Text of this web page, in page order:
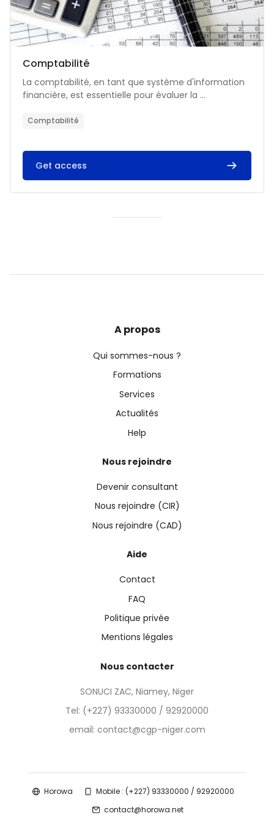
Catégorie de cours
Nom du cours
Comptabilité
Résumé du cours :
La comptabilité, en tant que système d'information
financière, est essentielle pour évaluer la ...
Comptabilité
Get access
A propos
Qui sommes-nous ?
Formations
Services
Actualités
Help
Nous rejoindre
Devenir consultant
Nous rejoindre (CIR)
Nous rejoindre (CAD)
Aide
Contact
FAQ
Politique privée
Mentions légales
Nous contacter
SONUCI ZAC, Niamey, Niger
Tel: (+227) 93330000 / 92920000
email: contact@cgp-niger.com
Horowa
Mobile : (+227) 93330000 / 92920000
contact@horowa.net